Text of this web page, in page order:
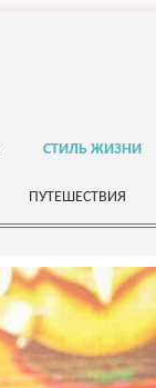
СТИЛЬ ЖИЗНИ
ПУТЕШЕСТВИЯ